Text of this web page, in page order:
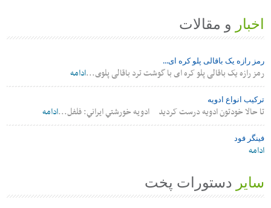
اخبار و مقالات
رمز رازه یک باقالی پلو کره ای...
رمز رازه یک باقالی پلو کره ای با گوشت ترد باقالی پلوی...ادامه
ترکیب انواع ادویه
تا حالا خودتون ادویه درست کردید ادويه خورشتي ايراني: فلفل...ادامه
فینگر فود
ادامه
سایر دستورات پخت